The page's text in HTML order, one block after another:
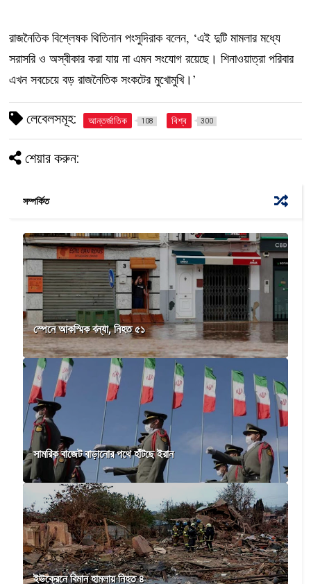
রাজনৈতিক বিশ্লেষক থিতিনান পংসুদিরাক বলেন, ‘এই দুটি মামলার মধ্যে
সরাসরি ও অস্বীকার করা যায় না এমন সংযোগ রয়েছে। শিনাওয়াত্রা পরিবার
এখন সবচেয়ে বড় রাজনৈতিক সংকটের মুখোমুখি।’
লেবেলসমূহ: আন্তর্জাতিক 108 বিশ্ব 300
শেয়ার করুন:
সম্পর্কিত
স্পেনে আকস্মিক বন্যা, নিহত ৫১
সামরিক বাজেট বাড়ানোর পথে হাঁটছে ইরান
ইউক্রেনে বিমান হামলায় নিহত ৪